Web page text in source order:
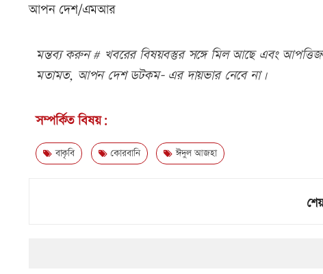
আপন দেশ/এমআর
মন্তব্য করুন # খবরের বিষয়বস্তুর সঙ্গে মিল আছে এবং
মতামত, আপন দেশ ডটকম- এর দায়ভার নেবে না।
সম্পর্কিত বিষয়:
বাকৃবি কোরবানি ঈদুল আজহা